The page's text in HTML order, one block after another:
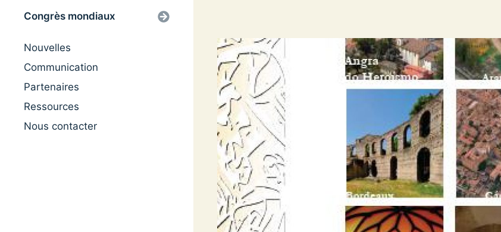
Congrès mondiaux
Nouvelles
Communication
Partenaires
Ressources
Nous contacter